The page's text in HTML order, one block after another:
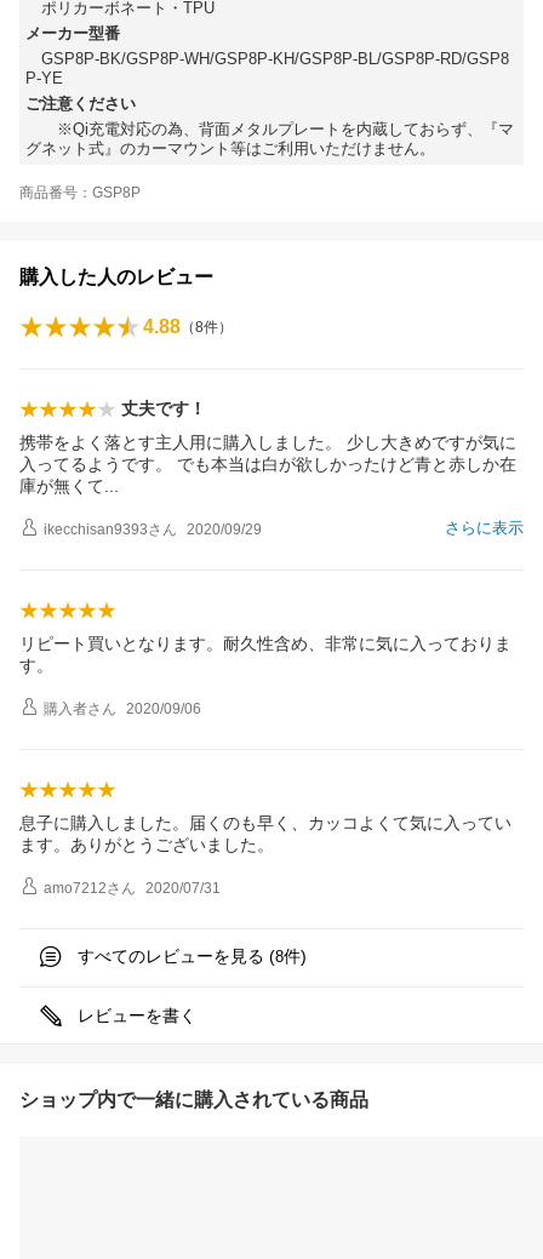
ポリカーボネート・TPU
メーカー型番
GSP8P-BK/GSP8P-WH/GSP8P-KH/GSP8P-BL/GSP8P-RD/GSP8
P-YE
ご注意ください
※Qi充電対応の為、背面メタルプレートを内蔵しておらず、『マ
グネット式』のカーマウント等はご利用いただけません。
商品番号：GSP8P
購入した人のレビュー
4.88 （8件）
丈夫です！
携帯をよく落とす主人用に購入しました。 少し大きめですが気に
入ってるようです。 でも本当は白が欲しかったけど青と赤しか在
庫が無く て
さらに表示
ikecchisan9393さん 2020/09/29
リピート買いとなります。耐久性含め、非常に気に入っておりま
す。
購入者さん 2020/09/06
息子に購入しました。届くのも早く、カッコよくて気に入ってい
ます。ありがとうございました。
amo7212さん 2020/07/31
すべてのレビューを見る (8件)
レビューを書く
ショップ内で一緒に購入されている商品